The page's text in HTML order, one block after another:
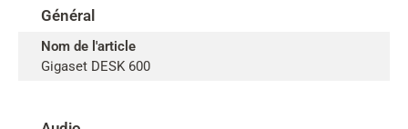
Général
Nom de l'article
Gigaset DESK 600